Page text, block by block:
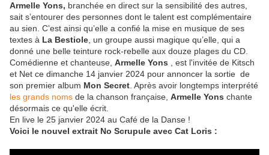
Armelle Yons, branchée en direct sur la sensibilité des autres,
sait s’entourer des personnes dont le talent est complémentaire
au sien. C’est ainsi qu’elle a confié la mise en musique de ses
textes à La Bestiole , un groupe aussi magique qu’elle, qui a
donné une belle teinture rock-rebelle aux douze plages du CD.
Comédienne et chanteuse, Armelle Yons , est l'invitée de Kitsch
et Net ce dimanche 14 janvier 2024 pour annoncer la sortie de
son premier album Mon Secret . Après avoir longtemps interprété
les grands noms de la chanson française, Armelle Yons chante
désormais ce qu'elle écrit.
En live le 25 janvier 2024 au Café de la Danse !
Voici le nouvel extrait No Scrupule avec Cat Loris :